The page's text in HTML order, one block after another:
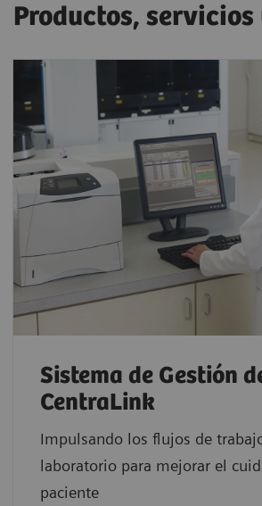
Productos,
Sistema de Gestión
CentraLink
Impulsando los flujos de
laboratorio para mejorar el
paciente